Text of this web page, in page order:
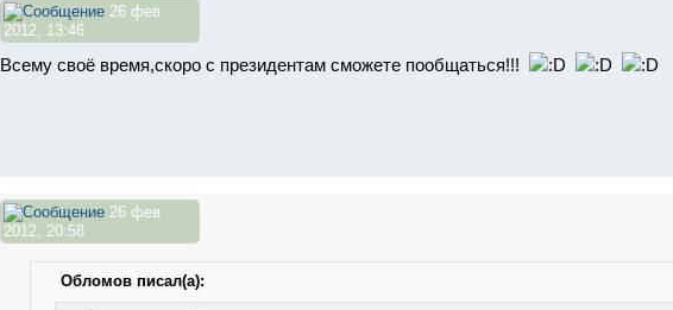
26 фев
2012, 13:46
Всему своё время,скоро с президентам сможете пообщаться!!!
26 фев
2012, 20:58
Обломов писал(а):